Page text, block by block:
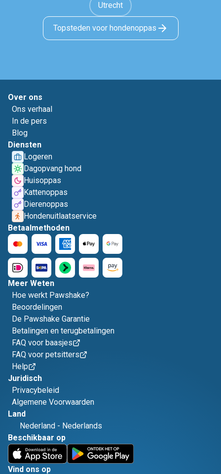
Utrecht
Topsteden voor hondenoppas
Over ons
Ons verhaal
In de pers
Blog
Diensten
Logeren
Dagopvang hond
Huisoppas
Kattenoppas
Dierenoppas
Hondenuitlaatservice
Betaalmethoden
Meer Weten
Hoe werkt Pawshake?
Beoordelingen
De Pawshake Garantie
Betalingen en terugbetalingen
FAQ voor baasjes
FAQ voor petsitters
Help
Juridisch
Privacybeleid
Algemene Voorwaarden
Land
Nederland - Nederlands
Beschikbaar op
Vind ons op